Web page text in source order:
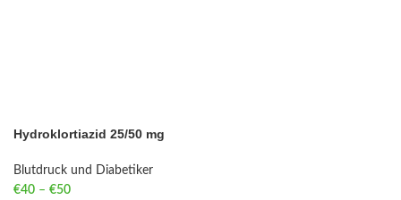
Hydroklortiazid 25/50 mg
Blutdruck und Diabetiker
€40 – €50